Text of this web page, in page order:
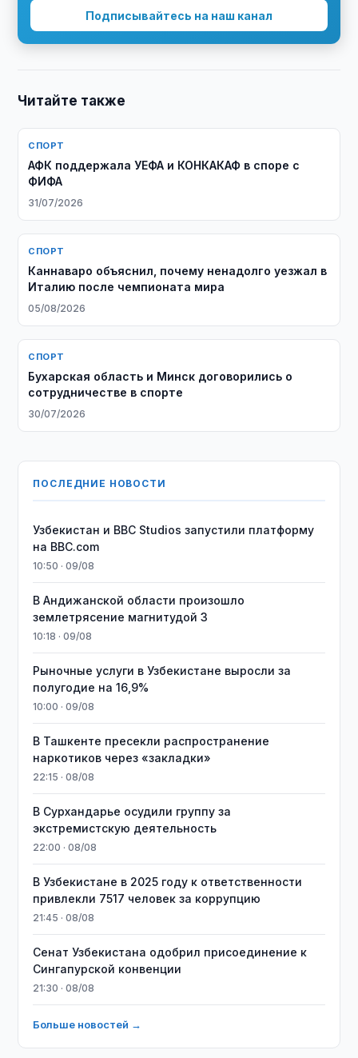
Подписывайтесь на наш канал
Читайте также
СПОРТ
АФК поддержала УЕФА и КОНКАКАФ в споре с
ФИФА
31/07/2026
СПОРТ
Каннаваро объяснил, почему ненадолго уезжал в
Италию после чемпионата мира
05/08/2026
СПОРТ
Бухарская область и Минск договорились о
сотрудничестве в спорте
30/07/2026
ПОСЛЕДНИЕ НОВОСТИ
Узбекистан и BBC Studios запустили платформу
на BBC.com
10:50 · 09/08
В Андижанской области произошло
землетрясение магнитудой 3
10:18 · 09/08
Рыночные услуги в Узбекистане выросли за
полугодие на 16,9%
10:00 · 09/08
В Ташкенте пресекли распространение
наркотиков через «закладки»
22:15 · 08/08
В Сурхандарье осудили группу за
экстремистскую деятельность
22:00 · 08/08
В Узбекистане в 2025 году к ответственности
привлекли 7517 человек за коррупцию
21:45 · 08/08
Сенат Узбекистана одобрил присоединение к
Сингапурской конвенции
21:30 · 08/08
Больше новостей →